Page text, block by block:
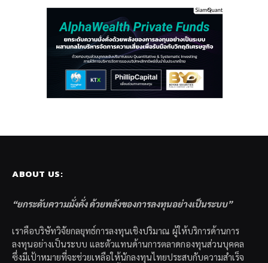
ABOUT US:
“ยกระดับความมั่งคั่ง ด้วยพลังของการลงทุนอย่างเป็นระบบ”
เราคือบริษัทวิจัยกลยุทธ์การลงทุนเชิงปริมาณ ผู้ให้บริการด้านการ
ลงทุนอย่างเป็นระบบ และตัวแทนด้านการตลาดกองทุนส่วนบุคคล
ซึ่งมีเป้าหมายที่จะช่วยเหลือให้นักลงทุนไทยประสบกับความสำเร็จ